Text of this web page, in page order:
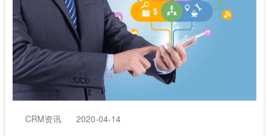
CRM资讯 2020-04-14